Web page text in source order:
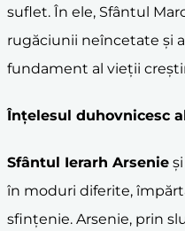
suflet. În ele, Sfântul
rugăciunii neîncetate și
fundament al vieții
Înțelesul duhovnicesc
Sfântul Ierarh Arsenie
în moduri diferite,
sfințenie. Arsenie, prin